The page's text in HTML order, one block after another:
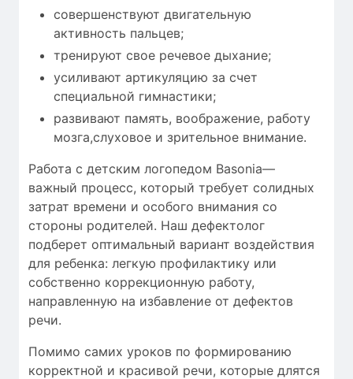
совершенствуют двигательную
активность пальцев;
тренируют свое речевое дыхание;
усиливают артикуляцию за счет
специальной гимнастики;
развивают память, воображение, работу
мозга,слуховое и зрительное внимание.
Работа с детским логопедом Basonia—
важный процесс, который требует солидных
затрат времени и особого внимания со
стороны родителей. Наш дефектолог
подберет оптимальный вариант воздействия
для ребенка: легкую профилактику или
собственно коррекционную работу,
направленную на избавление от дефектов
речи.
Помимо самих уроков по формированию
корректной и красивой речи, которые длятся